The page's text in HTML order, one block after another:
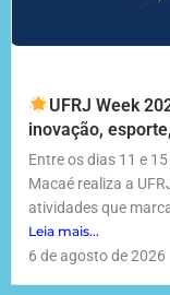
UFRJ Week
inovação,
Entre os dias 11 e
Macaé realiza a
atividades que
Leia mais...
6 de agosto de 2026